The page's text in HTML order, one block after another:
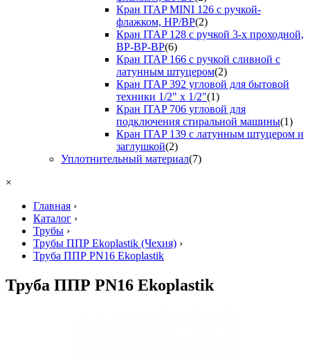
Кран ITAP MINI 126 с ручкой-
флажком, НР/ВР(2)
Кран ITAP 128 с ручкой 3-х проходной,
ВР-ВР-ВР(6)
Кран ITAP 166 с ручкой сливной с
латунным штуцером(2)
Кран ITAP 392 угловой для бытовой
техники 1/2" х 1/2"(1)
Кран ITAP 706 угловой для
подключения стиральной машины(1)
Кран ITAP 139 с латунным штуцером и
заглушкой(2)
Уплотнительный материал(7)
×
Главная ›
Каталог ›
Трубы ›
Трубы ППР Ekoplastik (Чехия) ›
Труба ППР PN16 Ekoplastik
Труба ППР PN16 Ekoplastik